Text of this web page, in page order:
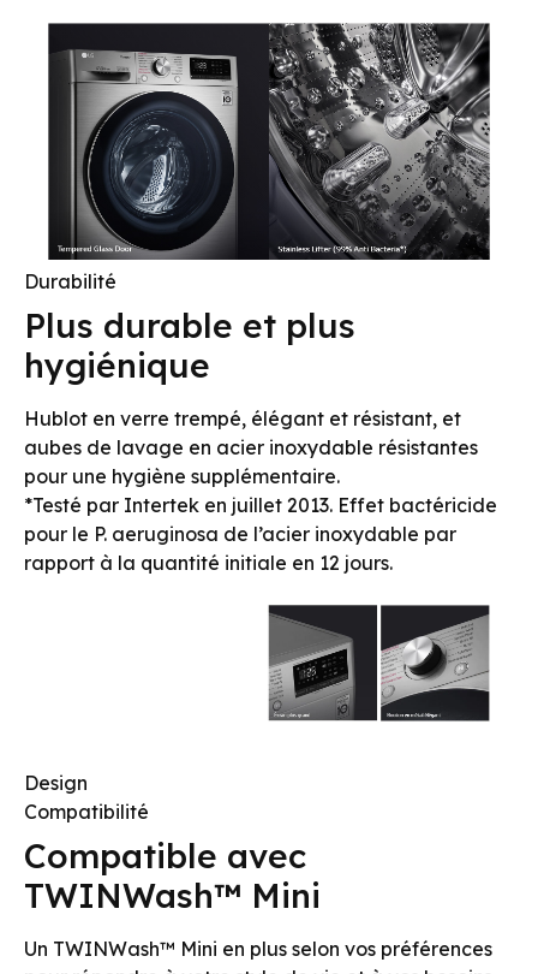
Durabilité
Plus durable et plus
hygiénique
Hublot en verre trempé, élégant et résistant, et
aubes de lavage en acier inoxydable résistantes
pour une hygiène supplémentaire.
*Testé par Intertek en juillet 2013. Effet bactéricide
pour le P. aeruginosa de l’acier inoxydable par
rapport à la quantité initiale en 12 jours.
Design
Compatibilité
Compatible avec
TWINWash™ Mini
Un TWINWash™ Mini en plus selon vos préférences